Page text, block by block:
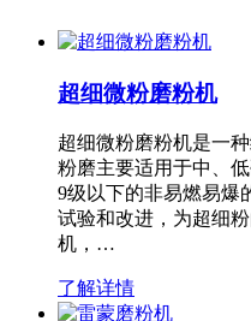
超细微粉磨粉机
超细微粉磨粉机是一
粉磨主要适用于中、
9级以下的非易燃易爆
试验和改进，为超细
机，…
了解详情